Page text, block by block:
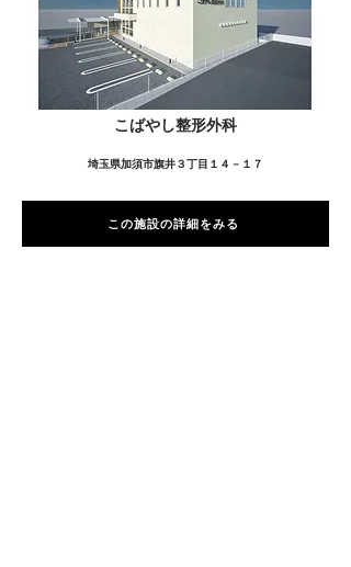
こばやし整形外科
埼玉県加須市旗井３丁目１４－１７
この施設の詳細をみる